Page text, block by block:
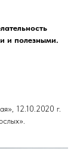
и полезными.
12.10.2020 г.